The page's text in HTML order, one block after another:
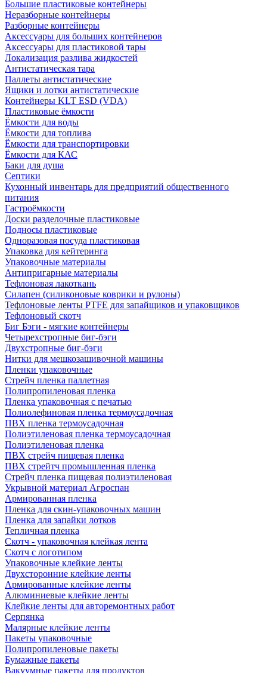
Большие пластиковые контейнеры
Неразборные контейнеры
Разборные контейнеры
Аксессуары для больших контейнеров
Аксессуары для пластиковой тары
Локализация разлива жидкостей
Антистатическая тара
Паллеты антистатические
Ящики и лотки антистатические
Контейнеры KLT ESD (VDA)
Пластиковые ёмкости
Ёмкости для воды
Ёмкости для топлива
Ёмкости для транспортировки
Ёмкости для КАС
Баки для душа
Септики
Кухонный инвентарь для предприятий общественного
питания
Гастроёмкости
Доски разделочные пластиковые
Подносы пластиковые
Одноразовая посуда пластиковая
Упаковка для кейтеринга
Упаковочные материалы
Антипригарные материалы
Тефлоновая лакоткань
Силапен (силиконовые коврики и рулоны)
Тефлоновые ленты PTFE для запайщиков и упаковщиков
Тефлоновый скотч
Биг Бэги - мягкие контейнеры
Четырехстропные биг-бэги
Двухстропные биг-бэги
Нитки для мешкозашивочной машины
Пленки упаковочные
Стрейч пленка паллетная
Полипропиленовая пленка
Пленка упаковочная с печатью
Полиолефиновая пленка термоусадочная
ПВХ пленка термоусадочная
Полиэтиленовая пленка термоусадочная
Полиэтиленовая пленка
ПВХ стрейч пищевая пленка
ПВХ стрейтч промышленная пленка
Стрейч пленка пищевая полиэтиленовая
Укрывной материал Агроспан
Армированная пленка
Пленка для скин-упаковочных машин
Пленка для запайки лотков
Тепличная пленка
Скотч - упаковочная клейкая лента
Скотч с логотипом
Упаковочные клейкие ленты
Двухсторонние клейкие ленты
Армированные клейкие ленты
Алюминиевые клейкие ленты
Клейкие ленты для авторемонтных работ
Серпянка
Малярные клейкие ленты
Пакеты упаковочные
Полипропиленовые пакеты
Бумажные пакеты
Вакуумные пакеты для продуктов